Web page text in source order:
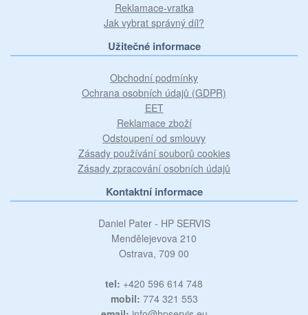
Reklamace-vratka
Jak vybrat správný díl?
Užitečné informace
Obchodní podmínky
Ochrana osobních údajů (GDPR)
EET
Reklamace zboží
Odstoupení od smlouvy
Zásady používání souborů cookies
Zásady zpracování osobních údajů
Kontaktní informace
Daniel Pater - HP SERVIS
Mendělejevova 210
Ostrava, 709 00
tel: +420 596 614 748
mobil: 774 321 553